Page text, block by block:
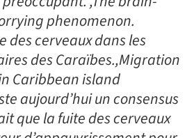
phenomenon.
des cerveaux dans les
des Caraïbes.,Migration
Caribbean island
aujourd’hui un consensus
que la fuite des cerveaux